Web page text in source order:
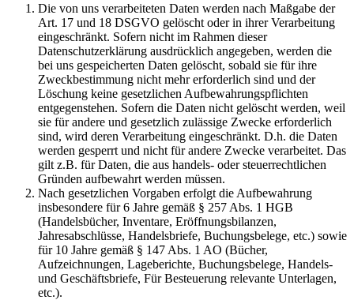
Die von uns verarbeiteten Daten werden nach Maßgabe der
Art. 17 und 18 DSGVO gelöscht oder in ihrer Verarbeitung
eingeschränkt. Sofern nicht im Rahmen dieser
Datenschutzerklärung ausdrücklich angegeben, werden die
bei uns gespeicherten Daten gelöscht, sobald sie für ihre
Zweckbestimmung nicht mehr erforderlich sind und der
Löschung keine gesetzlichen Aufbewahrungspflichten
entgegenstehen. Sofern die Daten nicht gelöscht werden, weil
sie für andere und gesetzlich zulässige Zwecke erforderlich
sind, wird deren Verarbeitung eingeschränkt. D.h. die Daten
werden gesperrt und nicht für andere Zwecke verarbeitet. Das
gilt z.B. für Daten, die aus handels- oder steuerrechtlichen
Gründen aufbewahrt werden müssen.
Nach gesetzlichen Vorgaben erfolgt die Aufbewahrung
insbesondere für 6 Jahre gemäß § 257 Abs. 1 HGB
(Handelsbücher, Inventare, Eröffnungsbilanzen,
Jahresabschlüsse, Handelsbriefe, Buchungsbelege, etc.) sowie
für 10 Jahre gemäß § 147 Abs. 1 AO (Bücher,
Aufzeichnungen, Lageberichte, Buchungsbelege, Handels-
und Geschäftsbriefe, Für Besteuerung relevante Unterlagen,
etc.).